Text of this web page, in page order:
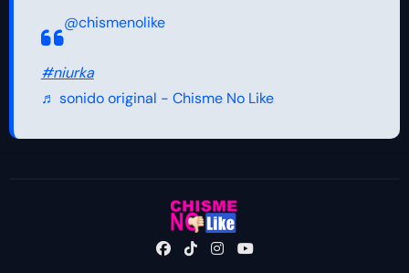
@chismenolike
#niurka
♬ sonido original - Chisme No Like